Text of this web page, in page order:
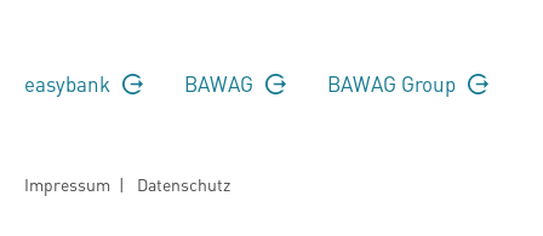
easybank BAWAG BAWAG Group
Impressum | Datenschutz